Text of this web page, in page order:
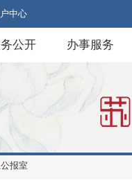
中心
公开 办事服务
报室